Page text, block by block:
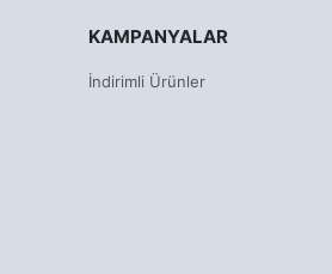
KAMPANYALAR
İndirimli Ürünler